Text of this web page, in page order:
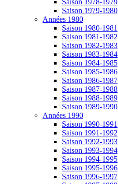
Saison 1978-1979
Saison 1979-1980
Années 1980
Saison 1980-1981
Saison 1981-1982
Saison 1982-1983
Saison 1983-1984
Saison 1984-1985
Saison 1985-1986
Saison 1986-1987
Saison 1987-1988
Saison 1988-1989
Saison 1989-1990
Années 1990
Saison 1990-1991
Saison 1991-1992
Saison 1992-1993
Saison 1993-1994
Saison 1994-1995
Saison 1995-1996
Saison 1996-1997